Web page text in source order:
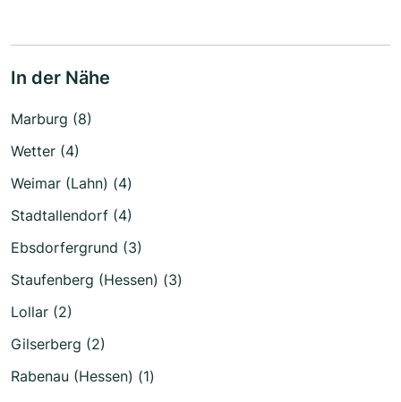
In der Nähe
Marburg (8)
Wetter (4)
Weimar (Lahn) (4)
Stadtallendorf (4)
Ebsdorfergrund (3)
Staufenberg (Hessen) (3)
Lollar (2)
Gilserberg (2)
Rabenau (Hessen) (1)